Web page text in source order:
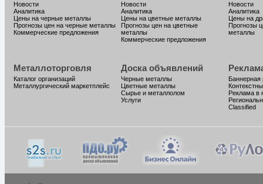
Новости
Аналитика
Цены на черные металлы
Прогнозы цен на черные металлы
Коммерческие предложения
Новости
Аналитика
Цены на цветные металлы
Прогнозы цен на цветные
металлы
Коммерческие предложения
Новости
Аналитика
Цены на
Прогнозы
металлы
Металлоторговля
Каталог организаций
Металлургический маркетплейс
Доска объявлений
Черные металлы
Цветные металлы
Сырье и металлолом
Услуги
Баннерная
Реклама в
Classified